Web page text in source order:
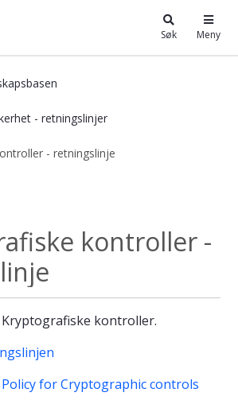
Søk Meny
- retningslinjer
- retningslinje
kontroller -
kontroller.
for Cryptographic controls